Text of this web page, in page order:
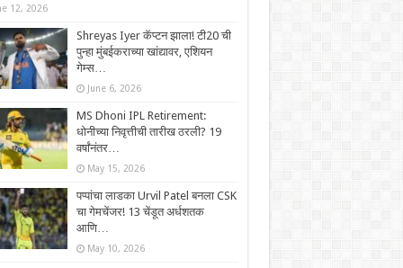
12, 2026
Shreyas Iyer कॅप्टन झाला! टी20 ची
पुन्हा मुंबईकराच्या खांद्यावर, एशियन
गेम्स…
June 6, 2026
MS Dhoni IPL Retirement:
धोनीच्या निवृत्तीची तारीख ठरली? 19
वर्षांनंतर…
May 15, 2026
पप्पांचा लाडका Urvil Patel बनला CSK
चा गेमचेंजर! 13 चेंडूत अर्धशतक
आणि…
May 10, 2026